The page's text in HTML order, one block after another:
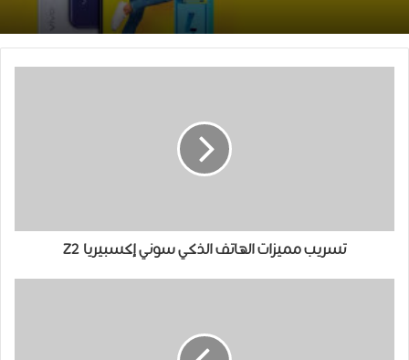
تسريب مميزات الهاتف الذكي سوني إكسبيريا Z2